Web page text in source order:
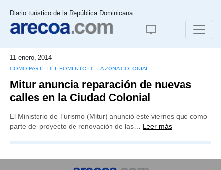
Diario turístico de la República Dominicana
11 enero, 2014
COMO PARTE DEL FOMENTO DE LA ZONA COLONIAL
Mitur anuncia reparación de nuevas
calles en la Ciudad Colonial
El Ministerio de Turismo (Mitur) anunció este viernes que como
parte del proyecto de renovación de las… Leer más